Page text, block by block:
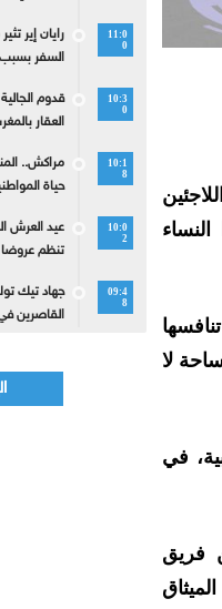
تنافسها
لا
في
فريق
ملابسها في انتهاك للمادة 50 من الميثاق
11:0
0
رايان إير
السفر
10:3
0
قدوم
العقار
10:1
8
مراكش..
حياة
10:0
2
عيد العرش
تنظم عروضا
09:4
8
جهاد تيك
القاصرين